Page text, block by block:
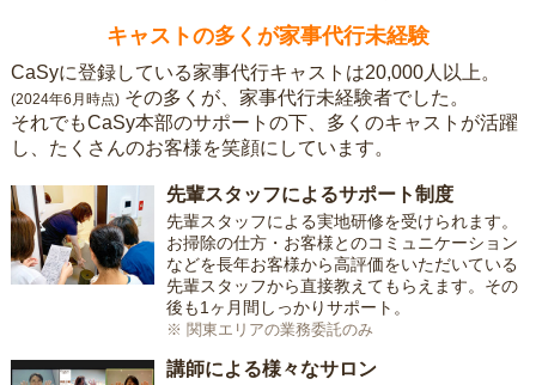
キャストの多くが家事代行未経験
CaSyに登録している家事代行キャストは20,000人以上。
(2024年6月時点) その多くが、家事代行未経験者でした。
それでもCaSy本部のサポートの下、多くのキャストが活躍
し、たくさんのお客様を笑顔にしています。
先輩スタッフによるサポート制度
先輩スタッフによる実地研修を受けられます。
お掃除の仕方・お客様とのコミュニケーション
などを長年お客様から高評価をいただいている
先輩スタッフから直接教えてもらえます。その
後も1ヶ月間しっかりサポート。
※ 関東エリアの業務委託のみ
講師による様々なサロン